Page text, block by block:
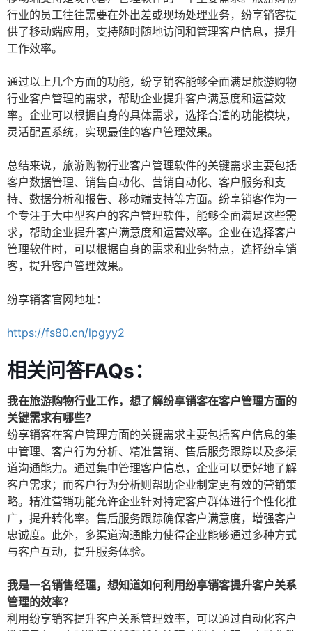
行业的员工往往需要在外出差或现场处理业务，纷享销客提
供了移动端应用，支持随时随地访问和管理客户信息，提升
工作效率。
通过以上几个方面的功能，纷享销客能够全面满足旅游购物
行业客户管理的需求，帮助企业提升客户满意度和运营效
率。企业可以根据自身的具体需求，选择合适的功能模块，
灵活配置系统，实现最佳的客户管理效果。
总结来说，旅游购物行业客户管理软件的关键需求主要包括
客户数据管理、销售自动化、营销自动化、客户服务和支
持、数据分析和报告、移动端支持等方面。纷享销客作为一
个专注于大中型客户的客户管理软件，能够全面满足这些需
求，帮助企业提升客户满意度和运营效率。企业在选择客户
管理软件时，可以根据自身的需求和业务特点，选择纷享销
客，提升客户管理效果。
纷享销客官网地址：
https://fs80.cn/lpgyy2
相关问答FAQs：
我在旅游购物行业工作，想了解纷享销客在客户管理方面的
关键需求有哪些？
纷享销客在客户管理方面的关键需求主要包括客户信息的集
中管理、客户行为分析、精准营销、售后服务跟踪以及多渠
道沟通能力。通过集中管理客户信息，企业可以更好地了解
客户需求；而客户行为分析则帮助企业制定更有效的营销策
略。精准营销功能允许企业针对特定客户群体进行个性化推
广，提升转化率。售后服务跟踪确保客户满意度，增强客户
忠诚度。此外，多渠道沟通能力使得企业能够通过多种方式
与客户互动，提升服务体验。
我是一名销售经理，想知道如何利用纷享销客提升客户关系
管理的效率？
利用纷享销客提升客户关系管理效率，可以通过自动化客户